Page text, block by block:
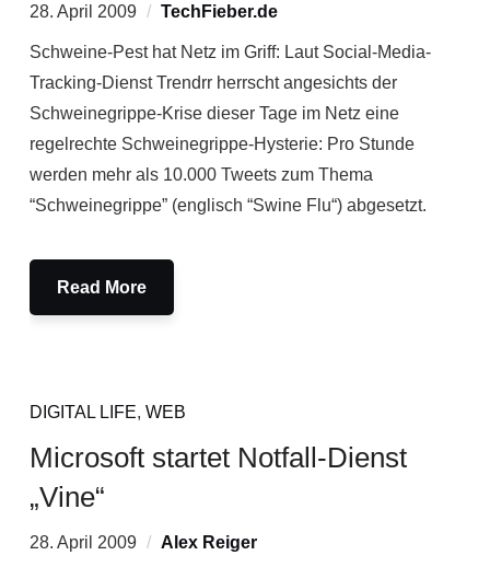
28. April 2009 TechFieber.de
Schweine-Pest hat Netz im Griff: Laut Social-Media-
Tracking-Dienst Trendrr herrscht angesichts der
Schweinegrippe-Krise dieser Tage im Netz eine
regelrechte Schweinegrippe-Hysterie: Pro Stunde
werden mehr als 10.000 Tweets zum Thema
“Schweinegrippe” (englisch “Swine Flu“) abgesetzt.
Read More
DIGITAL LIFE, WEB
Microsoft startet Notfall-Dienst
„Vine“
28. April 2009 Alex Reiger